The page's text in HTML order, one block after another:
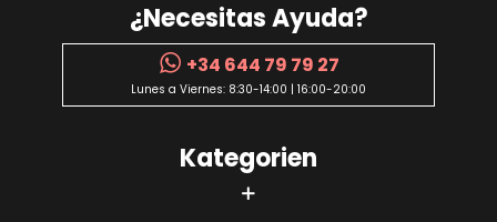
¿Necesitas Ayuda?
+34 644 79 79 27
Lunes a Viernes: 8:30-14:00 | 16:00-20:00
Kategorien